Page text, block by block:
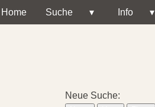
Home Suche ▾ Info ▾
Neue Suche: